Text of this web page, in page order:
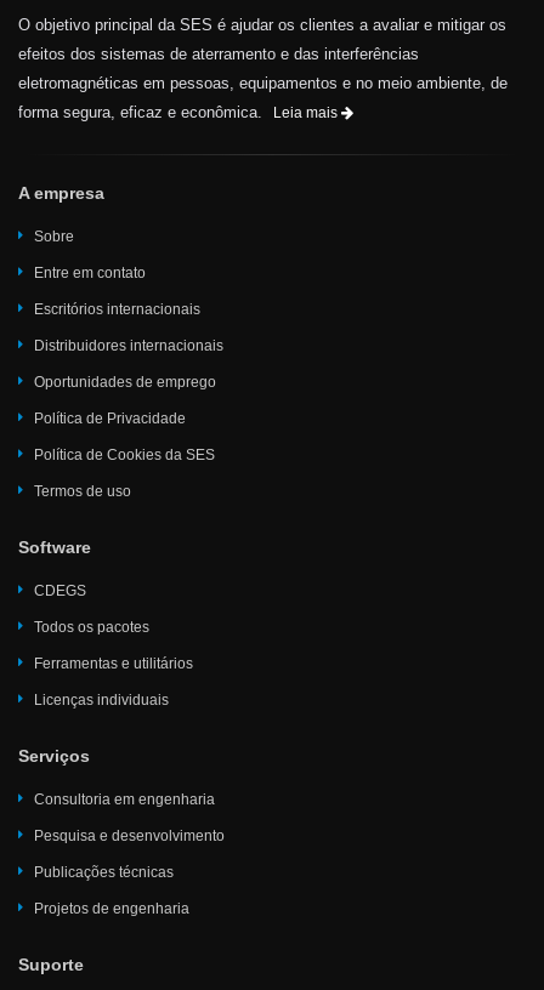
O objetivo principal da SES é ajudar os clientes a avaliar e mitigar os
efeitos dos sistemas de aterramento e das interferências
eletromagnéticas em pessoas, equipamentos e no meio ambiente, de
forma segura, eficaz e econômica.
Leia mais
A empresa
Sobre
Entre em contato
Escritórios internacionais
Distribuidores internacionais
Oportunidades de emprego
Política de Privacidade
Política de Cookies da SES
Termos de uso
Software
CDEGS
Todos os pacotes
Ferramentas e utilitários
Licenças individuais
Serviços
Consultoria em engenharia
Pesquisa e desenvolvimento
Publicações técnicas
Projetos de engenharia
Suporte